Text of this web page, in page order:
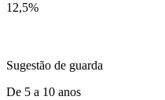
12,5%
Sugestão de guarda
De 5 a 10 anos